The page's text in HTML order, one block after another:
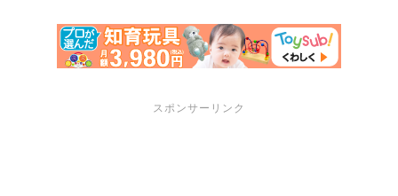
スポンサーリンク